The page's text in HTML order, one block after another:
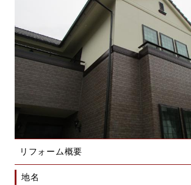
リフォーム概要
地名